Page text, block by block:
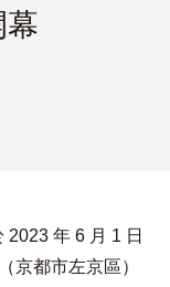
幕
2023 年 6 月 1 日
京都市左京區）